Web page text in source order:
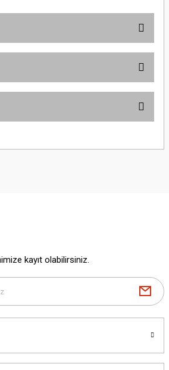
öneri formunu kullanarak tarafımıza
alternatifler olmalı.
kayıt olabilirsiniz.